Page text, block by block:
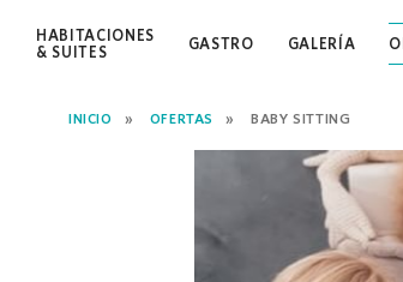
HABITACIONES
& SUITES
GASTRO GALERÍA
INICIO OFERTAS BABY SITTING